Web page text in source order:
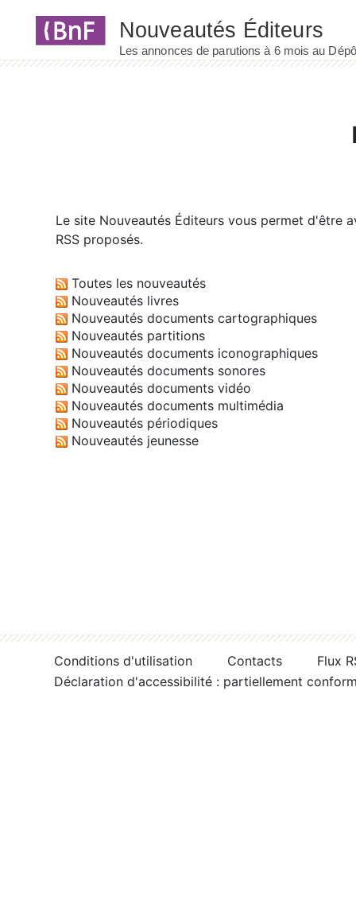
Le site Nouveautés Éditeurs vous permet d'être
RSS proposés.
Toutes les nouveautés
Nouveautés livres
Nouveautés documents cartographiques
Nouveautés partitions
Nouveautés documents iconographiques
Nouveautés documents sonores
Nouveautés documents vidéo
Nouveautés documents multimédia
Nouveautés périodiques
Nouveautés jeunesse
Conditions d'utilisation Contacts
Flux
Déclaration d'accessibilité : partiellement